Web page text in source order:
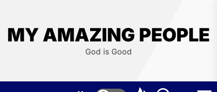
the
content
MY AMAZING PEOPLE
God is Good